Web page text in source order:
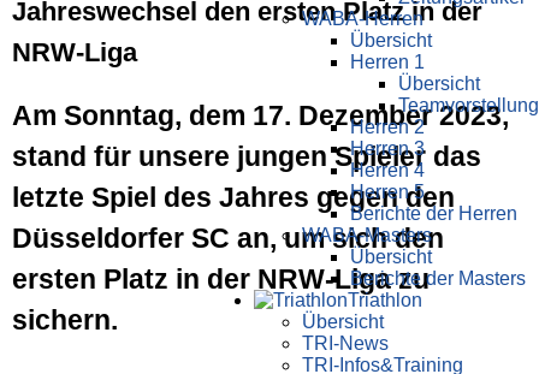
WABA-Herren
Übersicht
Herren 1
Übersicht
Teamvorstellung
Herren 2
Herren 3
Herren 4
Herren 5
Berichte der Herren
WABA-Masters
Übersicht
Berichte der Masters
Triathlon
Übersicht
TRI-News
TRI-Infos&Training
Jahreswechsel den ersten Platz in der
NRW-Liga
Am Sonntag, dem 17. Dezember 2023,
stand für unsere jungen Spieler das
letzte Spiel des Jahres gegen den
Düsseldorfer SC an, um sich den
ersten Platz in der NRW-Liga zu
sichern.